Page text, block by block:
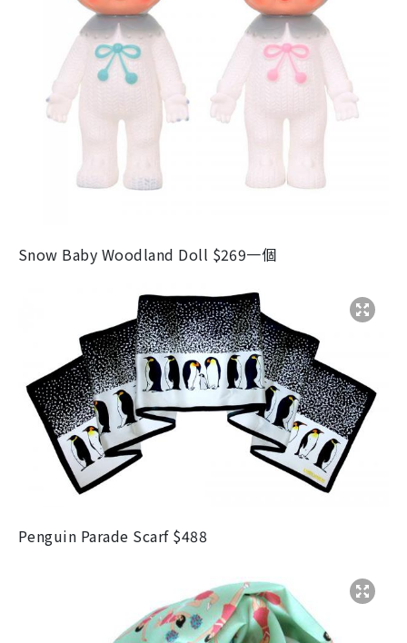
Snow Baby Woodland Doll $269一個
Penguin Parade Scarf $488